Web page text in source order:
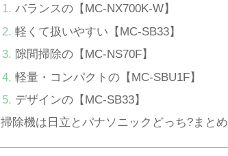
バランスの【MC-NX700K-W】
軽くて扱いやすい【MC-SB33】
隙間掃除の【MC-NS70F】
軽量・コンパクトの【MC-SBU1F】
デザインの【MC-SB33】
掃除機は日立とパナソニックどっち?まとめ